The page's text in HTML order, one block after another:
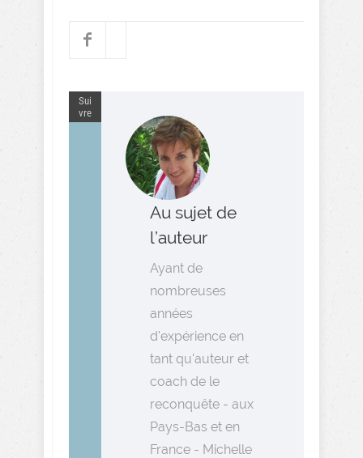
Sui
vre
Au sujet de
l’auteur
Ayant de
nombreuses
années
d'expérience en
tant qu'auteur et
coach de le
reconquête - aux
Pays-Bas et en
France - Michelle